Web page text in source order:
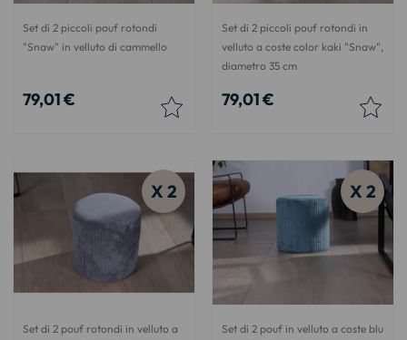
Set di 2 piccoli pouf rotondi
"Snaw" in velluto di cammello
79,01 €
Set di 2 piccoli pouf rotondi in
velluto a coste color kaki "Snaw",
diametro 35 cm
79,01 €
X 2
Set di 2 pouf rotondi in velluto a
X 2
Set di 2 pouf in velluto a coste blu